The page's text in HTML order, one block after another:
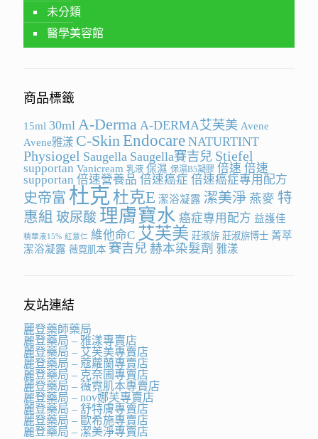
未分類
醫學美容館
商品標籤
15ml 30ml A-Derma A-DERMA艾芙美 Avene
Avene雅漾 C-SkinEndocare NATURTINT
Physiogel Saugella Saugella賽吉兒 Stiefel
supportan Vanicream 乳液 保濕 保濕B5凝膠 倍速 倍速
supportan 倍速營養品 倍速癌症 倍速癌症專用配方
史帝富 杜克 杜克E 潔浴凝露 潔美淨 燕麥 特
惠組 玻尿酸 理膚寶水 癌症專用配方 益護佳
精華液15% 紅薏仁 維他命C 艾芙美 莊淑旂 莊淑旂博士 菁萃
潔浴凝露 薇霓肌本 賽吉兒 赫本染髮劑 雅漾
友站連結
麗登藥師藥局
麗登藥局 – 雅漾專賣店
麗登藥局 – 艾芙美專賣店
麗登藥局 – 蔻蘿蘭專賣店
麗登藥局 – 克奈圃專賣店
麗登藥局 – 薇霓肌本專賣店
麗登藥局 – nov娜芙專賣店
麗登藥局 – 舒特膚專賣店
麗登藥局 – 歐希施專賣店
麗登藥局 – 潔美淨專賣店